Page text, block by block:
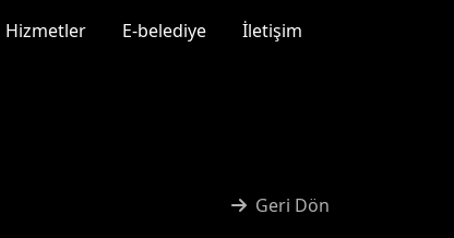
Hizmetler E-belediye İletişim
Geri Dön